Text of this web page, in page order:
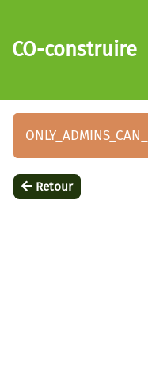
Aller au contenu
CO-construire
Retour